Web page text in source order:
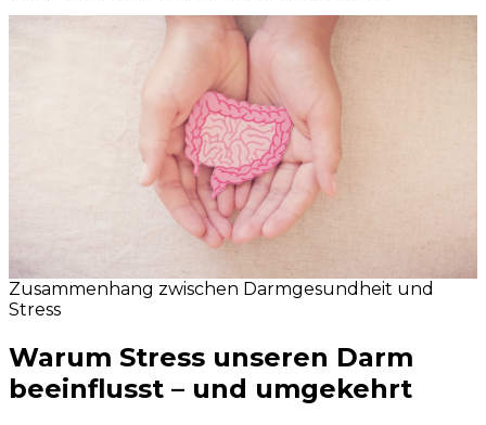
Zusammenhang zwischen Darmgesundheit und
Stress
Warum Stress unseren Darm
beeinflusst – und umgekehrt